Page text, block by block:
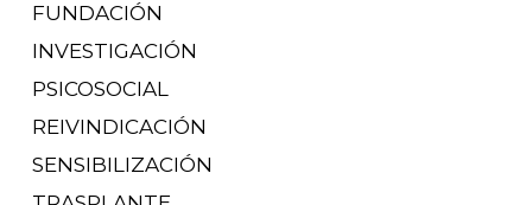
FUNDACIÓN
INVESTIGACIÓN
PSICOSOCIAL
REIVINDICACIÓN
SENSIBILIZACIÓN